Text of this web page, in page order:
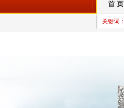
首 页
关键词：